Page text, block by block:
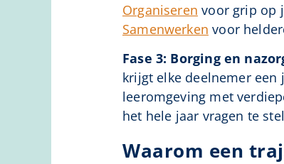
Organiseren voor grip op
Samenwerken voor
Fase 3: Borging en
krijgt elke deelnemer
leeromgeving met
het hele jaar vragen te
Waarom een